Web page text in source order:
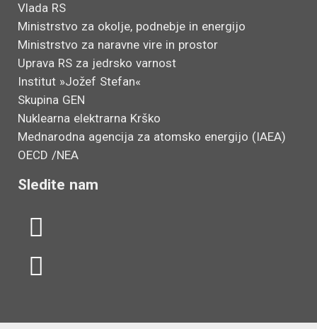
Vlada RS
Ministrstvo za okolje, podnebje in energijo
Ministrstvo za naravne vire in prostor
Uprava RS za jedrsko varnost
Institut »Jožef Stefan«
Skupina GEN
Nuklearna elektrarna Krško
Mednarodna agencija za atomsko energijo (IAEA)
OECD /NEA
Sledite nam
L
n
Y
u